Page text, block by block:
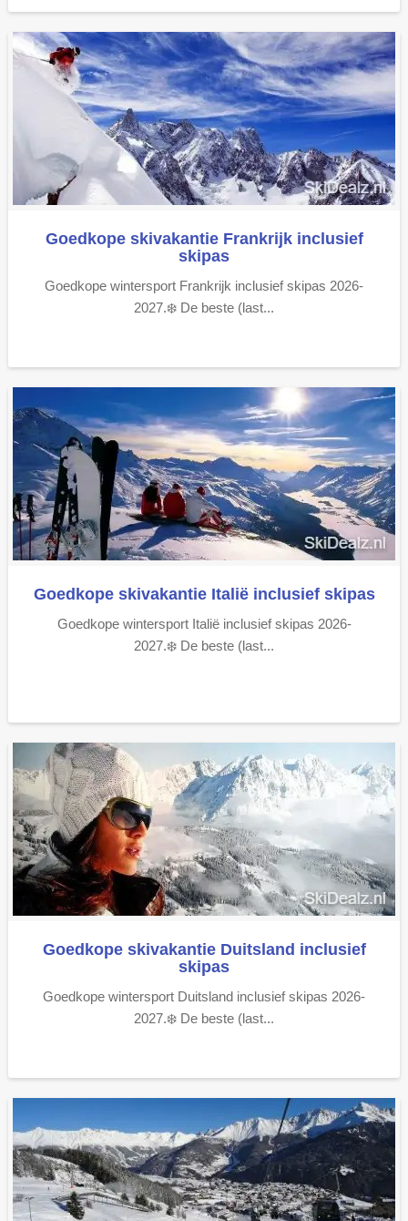
Goedkope skivakantie Frankrijk inclusief
skipas
Goedkope wintersport Frankrijk inclusief skipas 2026-
2027.❄️ De beste (last...
Goedkope skivakantie Italië inclusief skipas
Goedkope wintersport Italië inclusief skipas 2026-
2027.❄️ De beste (last...
Goedkope skivakantie Duitsland inclusief
skipas
Goedkope wintersport Duitsland inclusief skipas 2026-
2027.❄️ De beste (last...